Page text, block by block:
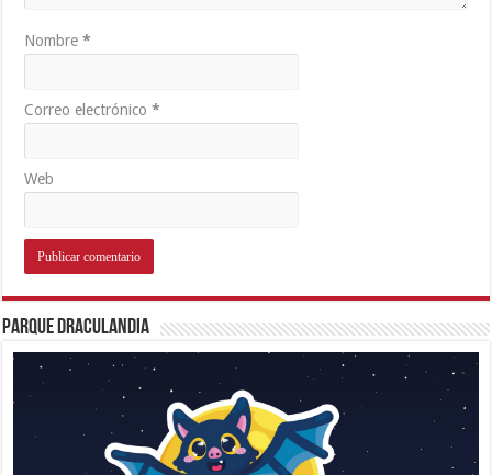
Nombre*
Correo electrónico*
Web
Parque Draculandia